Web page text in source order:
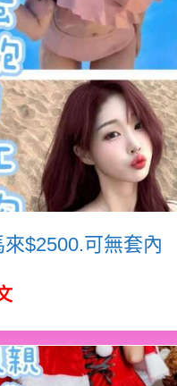
來$2500.可無套內